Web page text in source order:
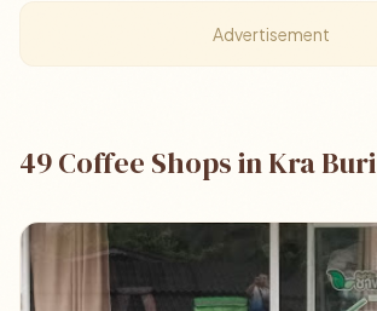
Advertisement
49 Coffee Shops in Kra Buri